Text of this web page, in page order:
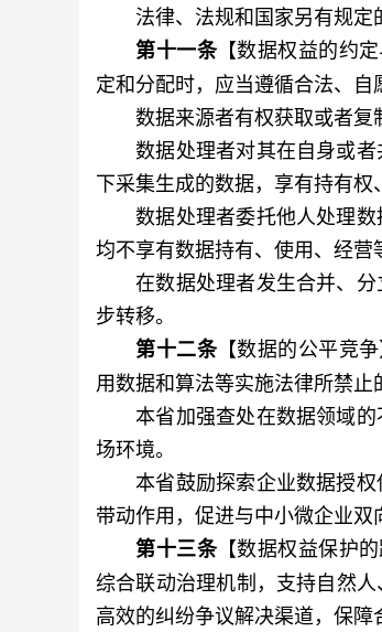
法律、法规和国家另有规定
第十一条【数据权益的约
定和分配时，应当遵循合法、自
数据来源者有权获取或者复
数据处理者对其在自身或者
下采集生成的数据，享有持有权
数据处理者委托他人处理数
均不享有数据持有、使用、经营
在数据处理者发生合并、分
步转移。
第十二条【数据的公平竞
用数据和算法等实施法律所禁止
本省加强查处在数据领域的
场环境。
本省鼓励探索企业数据授权
带动作用，促进与中小微企业双
第十三条【数据权益保护
综合联动治理机制，支持自然
高效的纠纷争议解决渠道，保障